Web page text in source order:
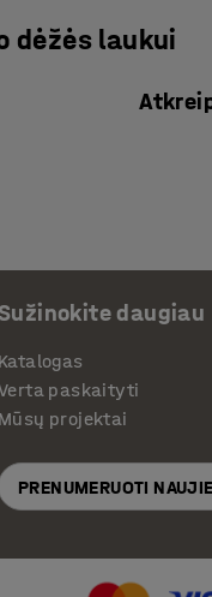
dėžės laukui
Sužinokite daugiau
Katalogas
paskaityti
Mūsų projektai
PRENUMERUOTI